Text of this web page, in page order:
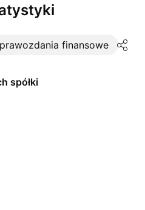
finansowe
spółki